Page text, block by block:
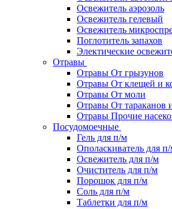
Освежитель аэрозоль
Освежитель гелевый
Освежитель
Поглотитель запахов
Электические
Отравы
Отравы От грызунов
Отравы От клещей и
Отравы От моли
Отравы От тараканов
Отравы Прочие
Посудомоечные
Гель для п/м
Ополаскиватель для
Освежитель для п/м
Очиститель для п/м
Порошок для п/м
Соль для п/м
Таблетки для п/м